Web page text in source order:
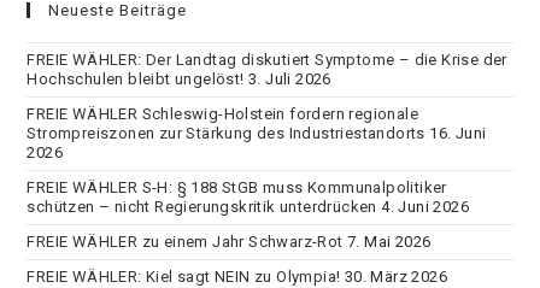
Neueste Beiträge
FREIE WÄHLER: Der Landtag diskutiert Symptome – die Krise der
Hochschulen bleibt ungelöst! 3. Juli 2026
FREIE WÄHLER Schleswig-Holstein fordern regionale
Strompreiszonen zur Stärkung des Industriestandorts 16. Juni
2026
FREIE WÄHLER S-H: § 188 StGB muss Kommunalpolitiker
schützen – nicht Regierungskritik unterdrücken 4. Juni 2026
FREIE WÄHLER zu einem Jahr Schwarz-Rot 7. Mai 2026
FREIE WÄHLER: Kiel sagt NEIN zu Olympia! 30. März 2026